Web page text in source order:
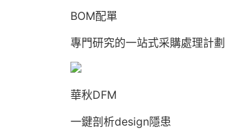
BOM配單
專門研究的一站式采購處理計劃
華秋DFM
一鍵剖析design隱患